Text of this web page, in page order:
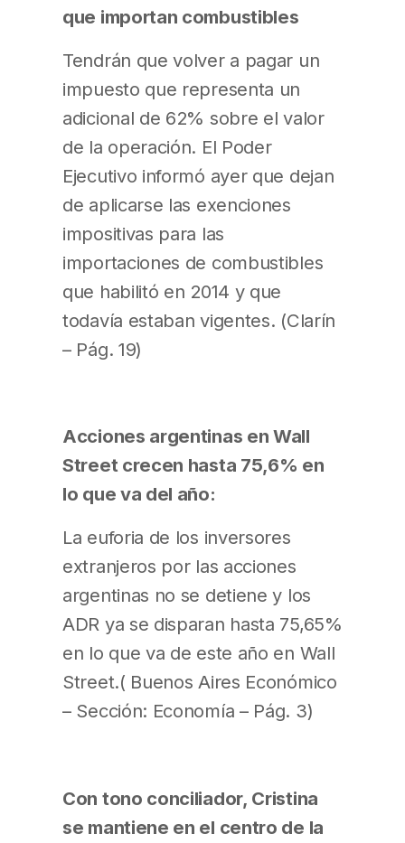
que importan combustibles
Tendrán que volver a pagar un
impuesto que representa un
adicional de 62% sobre el valor
de la operación. El Poder
Ejecutivo informó ayer que dejan
de aplicarse las exenciones
impositivas para las
importaciones de combustibles
que habilitó en 2014 y que
todavía estaban vigentes. (Clarín
– Pág. 19)
Acciones argentinas en Wall
Street crecen hasta 75,6% en
lo que va del año:
La euforia de los inversores
extranjeros por las acciones
argentinas no se detiene y los
ADR ya se disparan hasta 75,65%
en lo que va de este año en Wall
Street.( Buenos Aires Económico
– Sección: Economía – Pág. 3)
Con tono conciliador, Cristina
se mantiene en el centro de la